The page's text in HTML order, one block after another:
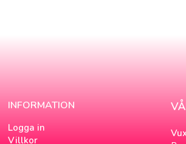
INFORMATION
Logga in
Villkor